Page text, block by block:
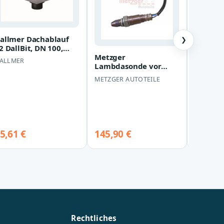
Dachablauf
DallBit, DN 100,
622068
€
Metzger
Lambdasonde vor
Katalysator Toyota
Auris Corolla Land
METZGER AUTOTEILE
145,90 €
❯
Rechtliches